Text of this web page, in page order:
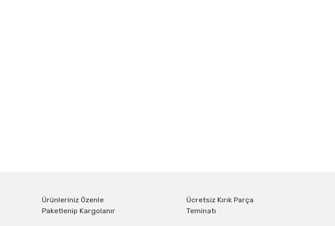
Ürünleriniz Özenle
Paketlenip Kargolanır
Ücretsiz Kırık Parça
Teminatı